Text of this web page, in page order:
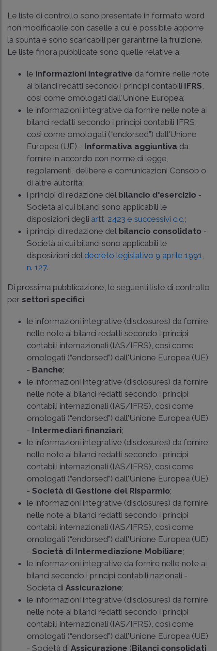
Le liste di controllo sono presentate in formato word
non modificabile con caselle a cui è possibile apporre
la spunta e sono scaricabili per garantirne la fruizione.
Le liste finora pubblicate sono quelle relative a:
le informazioni integrative da fornire nelle note
ai bilanci redatti secondo i principi contabili IFRS
così come omologati dall'Unione Europea;
le informazioni integrative da fornire nelle note ai
bilanci redatti secondo i principi contabili IFRS,
così come omologati (“endorsed”) dall'Unione
Europea (UE) - Informativa aggiuntiva da
fornire in accordo con norme di legge,
regolamenti, delibere e comunicazioni Consob o
di altre autorità;
i principi di redazione del bilancio d'esercizio -
Società ai cui bilanci sono applicabili le
disposizioni degli artt. 2423 e successivi c.c.;
i principi di redazione del bilancio consolidato -
Società ai cui bilanci sono applicabili le
disposizioni del decreto legislativo 9 aprile 1991,
n. 127.
Di prossima pubblicazione, le seguenti liste di controllo
per settori specifici:
le informazioni integrative (disclosures) da fornire
nelle note ai bilanci redatti secondo i principi
contabili internazionali (IAS/IFRS), così come
omologati (“endorsed”) dall'Unione Europea (UE)
- Banche;
le informazioni integrative (disclosures) da fornire
nelle note ai bilanci redatti secondo i principi
contabili internazionali (IAS/IFRS), così come
omologati (“endorsed”) dall'Unione Europea (UE)
- Intermediari finanziari;
le informazioni integrative (disclosures) da fornire
nelle note ai bilanci redatti secondo i principi
contabili internazionali (IAS/IFRS), così come
omologati (“endorsed”) dall'Unione Europea (UE)
- Società di Gestione del Risparmio;
le informazioni integrative (disclosures) da fornire
nelle note ai bilanci redatti secondo i principi
contabili internazionali (IAS/IFRS), così come
omologati (“endorsed”) dall'Unione Europea (UE)
- Società di Intermediazione Mobiliare;
le informazioni integrative da fornire nelle note ai
bilanci secondo i principi contabili nazionali -
Società di Assicurazione;
le informazioni integrative (disclosures) da fornire
nelle note ai bilanci redatti secondo i principi
contabili internazionali (IAS/IFRS), così come
omologati (“endorsed”) dall'Unione Europea (UE)
- Società di Assicurazione (Bilanci consolidati